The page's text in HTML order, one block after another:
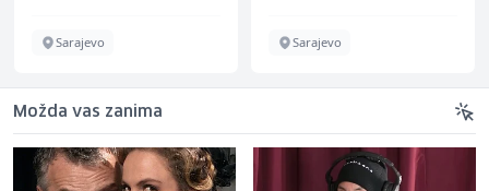
Sarajevo Sarajevo
Možda vas zanima